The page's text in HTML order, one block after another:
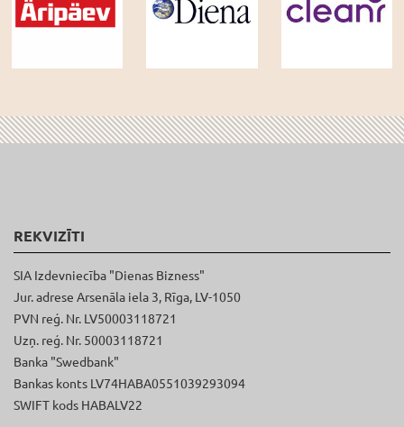
REKVIZĪTI
SIA Izdevniecība "Dienas Bizness"
Jur. adrese Arsenāla iela 3, Rīga, LV-1050
PVN reģ. Nr. LV50003118721
Uzņ. reģ. Nr. 50003118721
Banka "Swedbank"
Bankas konts LV74HABA0551039293094
SWIFT kods HABALV22